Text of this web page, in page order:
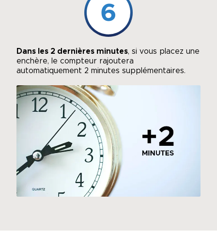
6
Dans les 2 dernières minutes, si vous placez une
enchère, le compteur rajoutera
automatiquement 2 minutes supplémentaires.